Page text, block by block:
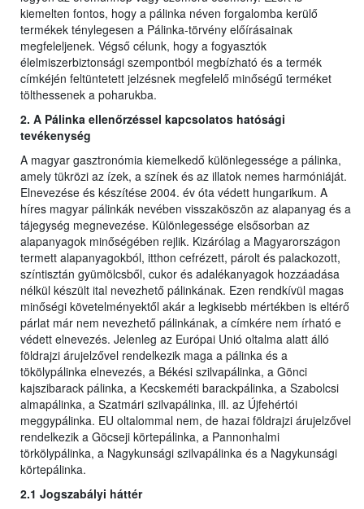
kiemelten fontos, hogy a pálinka néven forgalomba kerülő
termékek ténylegesen a Pálinka-törvény előírásainak
megfeleljenek. Végső célunk, hogy a fogyasztók
élelmiszerbiztonsági szempontból megbízható és a termék
címkéjén feltüntetett jelzésnek megfelelő minőségű terméket
tölthessenek a poharukba.
2. A Pálinka ellenőrzéssel kapcsolatos hatósági
tevékenység
A magyar gasztronómia kiemelkedő különlegessége a pálinka,
amely tükrözi az ízek, a színek és az illatok nemes harmóniáját.
Elnevezése és készítése 2004. év óta védett hungarikum. A
híres magyar pálinkák nevében visszaköszön az alapanyag és a
tájegység megnevezése. Különlegessége elsősorban az
alapanyagok minőségében rejlik. Kizárólag a Magyarországon
termett alapanyagokból, itthon cefrézett, párolt és palackozott,
színtisztán gyümölcsből, cukor és adalékanyagok hozzáadása
nélkül készült ital nevezhető pálinkának. Ezen rendkívül magas
minőségi követelményektől akár a legkisebb mértékben is eltérő
párlat már nem nevezhető pálinkának, a címkére nem írható e
védett elnevezés. Jelenleg az Európai Unió oltalma alatt álló
földrajzi árujelzővel rendelkezik maga a pálinka és a
tökölypálinka elnevezés, a Békési szilvapálinka, a Gönci
kajszibarack pálinka, a Kecskeméti barackpálinka, a Szabolcsi
almapálinka, a Szatmári szilvapálinka, ill. az Újfehértói
meggypálinka. EU oltalommal nem, de hazai földrajzi árujelzővel
rendelkezik a Göcseji körtepálinka, a Pannonhalmi
törkölypálinka, a Nagykunsági szilvapálinka és a Nagykunsági
körtepálinka.
2.1 Jogszabályi háttér